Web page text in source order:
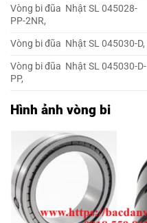
Vòng bi đũa Nhật SL 045028-
PP-2NR,
Vòng bi đũa Nhật SL 045030-D,
Vòng bi đũa Nhật SL 045030-D-
PP,
Hình ảnh vòng bi